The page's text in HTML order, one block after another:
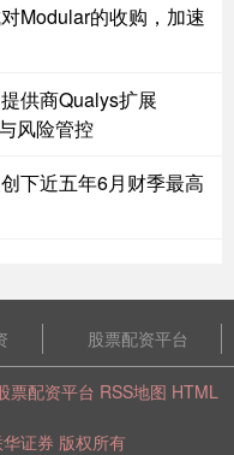
Modular的收购，加速
供商Qualys扩展
风险管控
下近五年6月财季最高
股票配资平台
票配资平台 RSS地图 HTML
证券 版权所有